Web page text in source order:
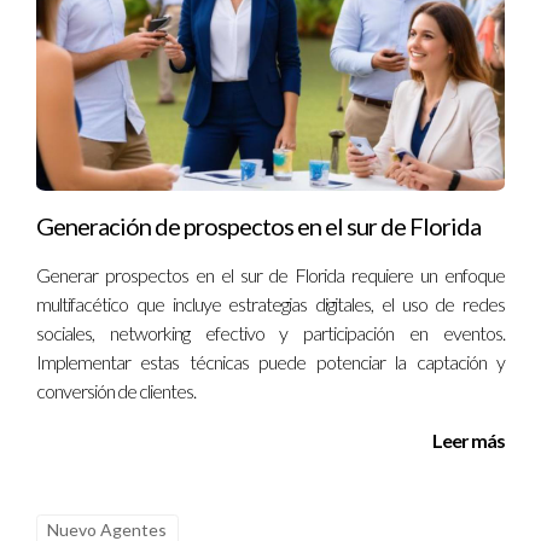
carrera inmobiliaria o necesitas ayuda con el proceso de
renovación, no dudes en contactar a Ignacio Valenzuela. Su
experiencia y dedicación pueden ser justo lo que necesitas
para avanzar sin contratiempos.
Preguntas Frecuentes
¿Cuánto tiempo toma renovar una licencia
inmobiliaria?
El tiempo varía según el estado o país, pero generalmente
puede tomar entre varias semanas hasta varios meses
dependiendo del volumen de solicitudes.
licencia ha caducado hasta que recibas la aprobación para
Generación de prospectos en el sur de Florida
Generar prospectos en el sur de Florida requiere un enfoque
multifacético que incluye estrategias digitales, el uso de redes
sociales, networking efectivo y participación en eventos.
Implementar estas técnicas puede potenciar la captación y
conversión de clientes.
Leer más
Nuevo Agentes